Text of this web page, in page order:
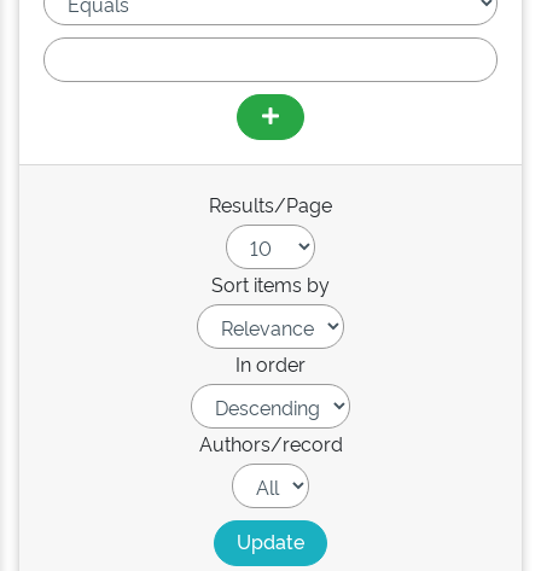
Results/Page
Sort items by
In order
Authors/record